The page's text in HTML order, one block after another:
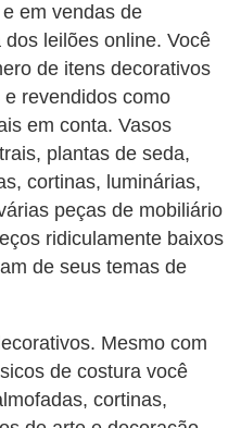
em vendas de
leilões online. Você
de itens decorativos
revendidos como
em conta. Vasos
plantas de seda,
cortinas, luminárias,
peças de mobiliário
ridiculamente baixos
de seus temas de
Mesmo com
de costura você
cortinas,